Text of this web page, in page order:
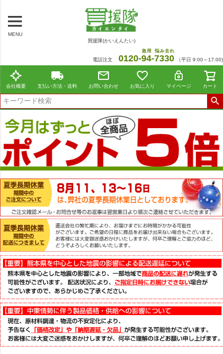
MENU
買援隊(かいえんたい)
電話注文 0120-94
急用
-7330
悩み去れ
（平日 9:00～17:00)
会社概要 支払い方法・送料 お問い合わせ お気に入り マイページ カート